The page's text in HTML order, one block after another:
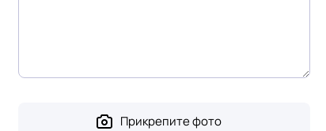
Прикрепите фото